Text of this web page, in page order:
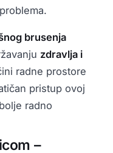
brusenja
zdravlja i
radne prostore
pristup ovoj
radno
–